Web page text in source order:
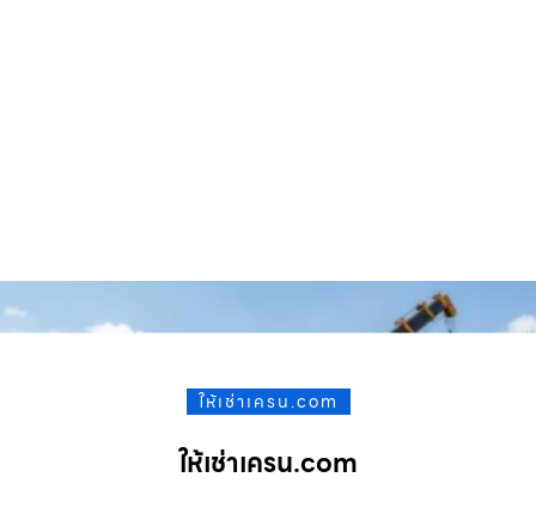
ให้เช่าเครน.com
ให้เช่าเครน.com